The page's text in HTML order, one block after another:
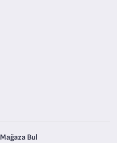
Mağaza Bul